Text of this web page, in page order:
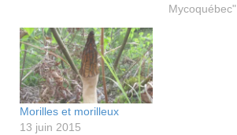
Mycoquébec"
Morilles et morilleux
13 juin 2015